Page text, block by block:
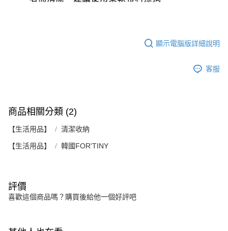
顯示電腦版詳細說明
客服
商品相關分類 (2)
【生活用品】 清潔收納
【生活用品】 韓國FOR'TINY
評價
喜歡這個商品嗎？購買後給他一個好評吧